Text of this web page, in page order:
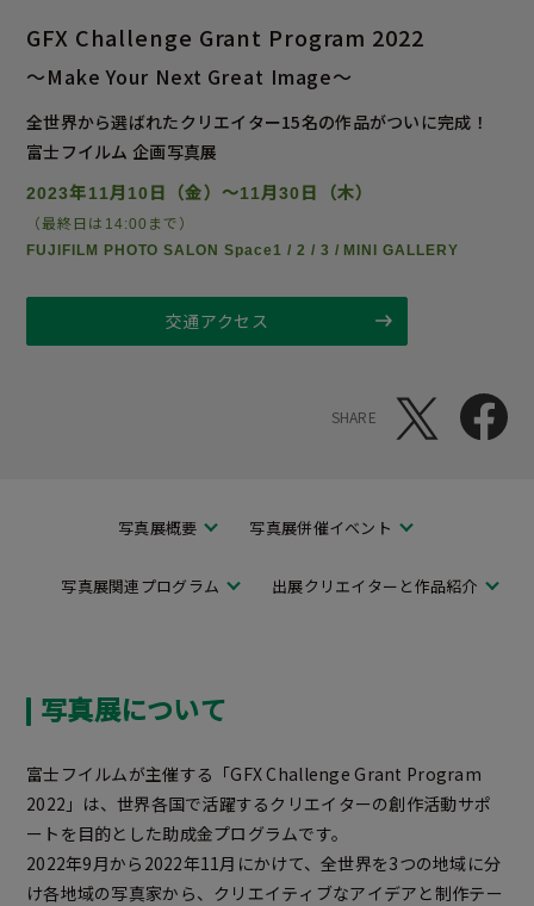
GFX Challenge Grant Program 2022
～Make Your Next Great Image～
全世界から選ばれたクリエイター15名の作品がついに完成！
富士フイルム 企画写真展
2023年11月10日（金）～11月30日（木）
（最終日は14:00まで）
FUJIFILM PHOTO SALON Space1 / 2 / 3 / MINI GALLERY
交通アクセス
SHARE
写真展概要 写真展併催イベント
写真展関連プログラム 出展クリエイターと作品紹介
写真展について
富士フイルムが主催する「GFX Challenge Grant Program
2022」は、世界各国で活躍するクリエイターの創作活動サポ
ートを目的とした助成金プログラムです。
2022年9月から2022年11月にかけて、全世界を3つの地域に分
け各地域の写真家から、クリエイティブなアイデアと制作テー